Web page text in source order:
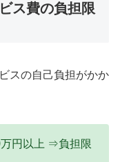
ス費の負担限
スの自己負担がかか
円以上 ⇒負担限